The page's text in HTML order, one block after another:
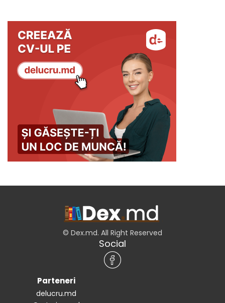
© Dex.md. All Right Reserved
Social
Parteneri
delucru.md